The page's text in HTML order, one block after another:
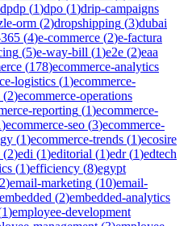
dpdp (1)dpo (1)drip-campaigns
orm (2)dropshipping (3)dubai
(4)e-commerce (2)e-factura
(5)e-way-bill (1)e2e (2)eaa
(178)ecommerce-analytics
logistics (1)ecommerce-
(2)ecommerce-operations
reporting (1)ecommerce-
)ecommerce-seo (3)ecommerce-
(1)ecommerce-trends (1)ecosire
(2)edi (1)editorial (1)edr(1)edtech
(1)efficiency (8)egypt
2)email-marketing (10)email-
embedded (2)embedded-analytics
1)employee-development